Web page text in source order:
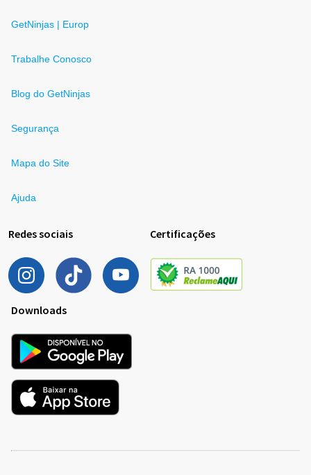
GetNinjas | Europ
Trabalhe Conosco
Blog do GetNinjas
Segurança
Mapa do Site
Ajuda
Redes sociais Certificações
Downloads